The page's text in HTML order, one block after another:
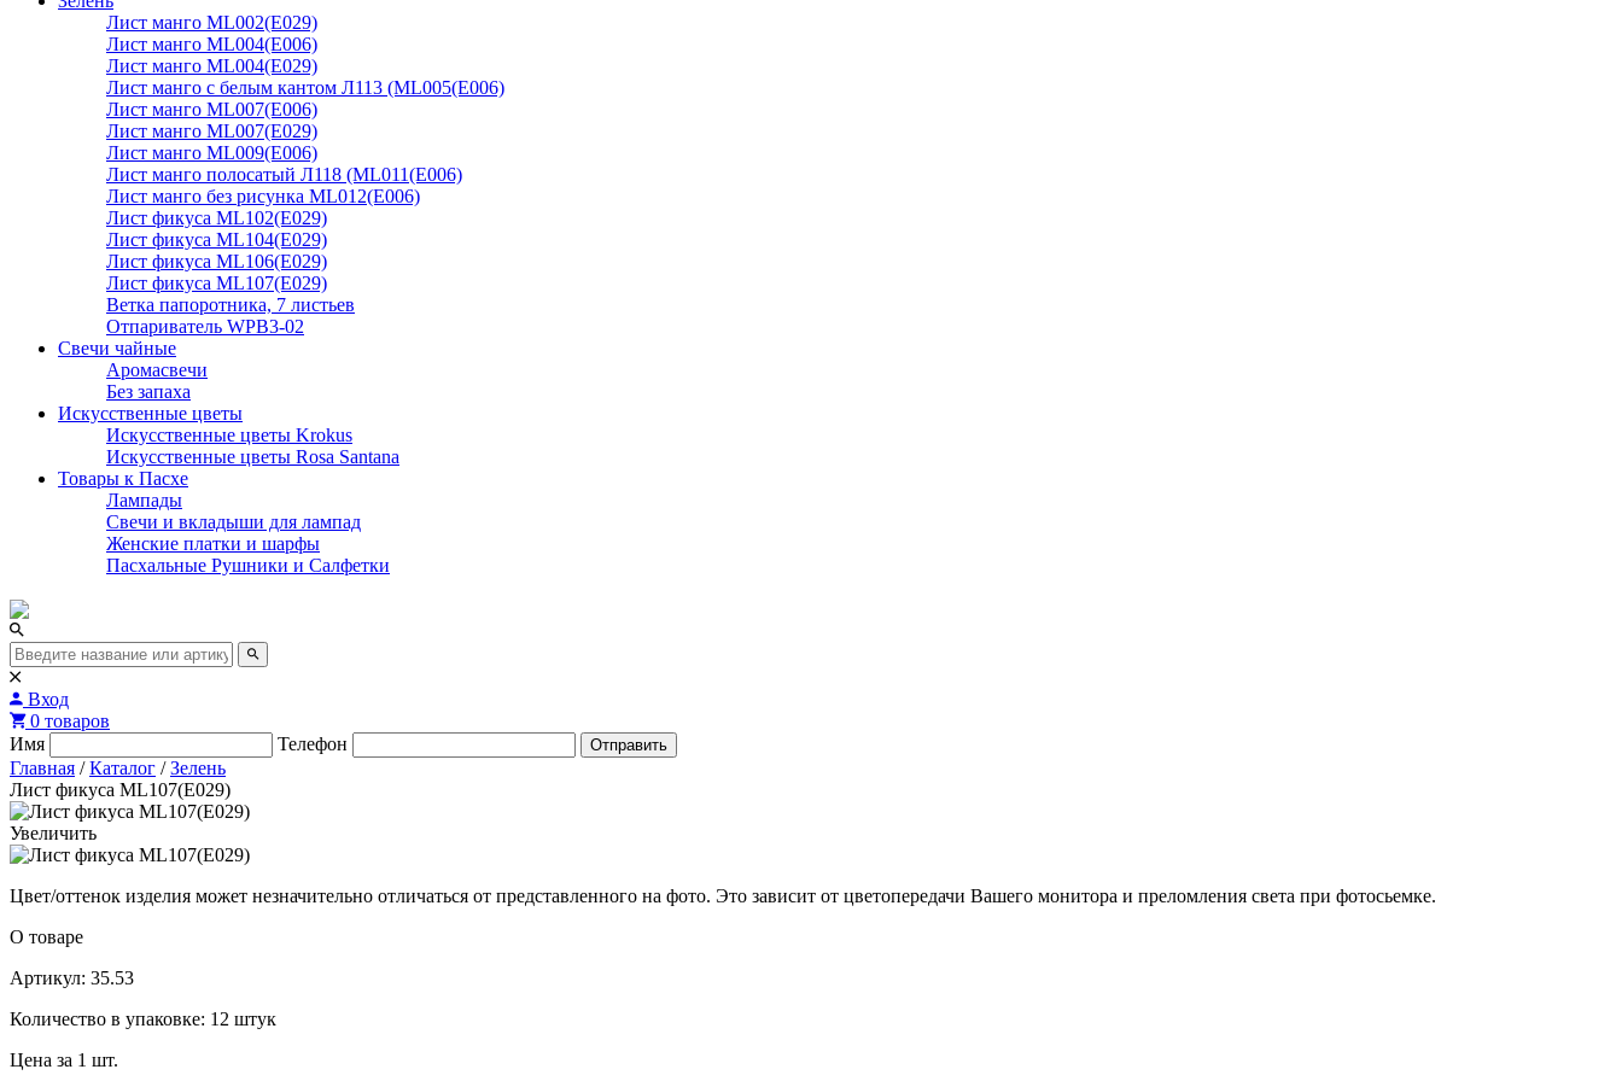
Лист манго ML002(E029)
Лист манго ML004(E006)
Лист манго ML004(E029)
Лист манго с белым кантом Л113 (ML005(E006)
Лист манго ML007(E006)
Лист манго ML007(E029)
Лист манго ML009(E006)
Лист манго полосатый Л118 (ML011(E006)
Лист манго без рисунка ML012(E006)
Лист фикуса ML102(E029)
Лист фикуса ML104(E029)
Лист фикуса ML106(E029)
Лист фикуса ML107(E029)
Ветка папоротника, 7 листьев
Отпариватель WPB3-02
Свечи чайные
Аромасвечи
Без запаха
Искусственные цветы
Искусственные цветы Krokus
Искусственные цветы Rosa Santana
Товары к Пасхе
Лампады
Свечи и вкладыши для лампад
Женские платки и шарфы
Пасхальные Рушники и Салфетки
Вход
0 товаров
Имя
Телефон Отправить
Главная / Каталог / Зелень
Лист фикуса ML107(E029)
Увеличить
Цвет/оттенок изделия может незначительно отличаться от представленного на фото. Это зависит от цветопередачи Вашего монитора и преломления света при фотосьемке.
О товаре
Артикул: 35.53
Количество в упаковке: 12 штук
Цена за 1 шт.